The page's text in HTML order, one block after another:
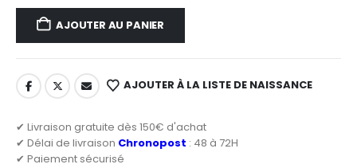
AJOUTER AU PANIER
AJOUTER À LA LISTE DE NAISSANCE
✔ Livraison gratuite dès 150€ d'achat
✔ Délai de livraison Chronopost : 48 à 72H
✔ Paiement sécurisé